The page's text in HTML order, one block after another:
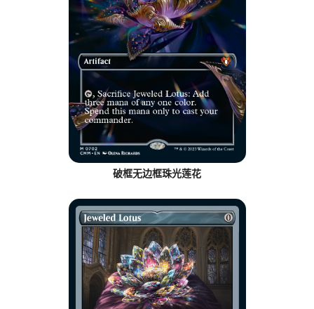
破框无边框珠光莲花